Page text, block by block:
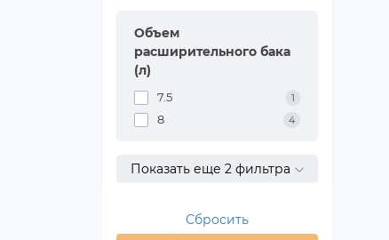
Объем
расширительного бака
(л)
7.5 1
8 4
Показать еще 2 фильтра
Сбросить